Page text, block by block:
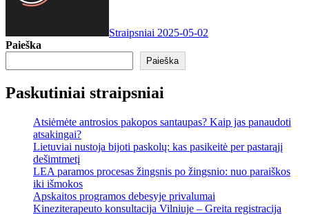
Straipsniai 2025-05-02
Paieška
Paieška
Paskutiniai straipsniai
Atsiėmėte antrosios pakopos santaupas? Kaip jas panaudoti
atsakingai?
Lietuviai nustoja bijoti paskolų: kas pasikeitė per pastarąjį
dešimtmetį
LEA paramos procesas žingsnis po žingsnio: nuo paraiškos
iki išmokos
Apskaitos programos debesyje privalumai
Kineziterapeuto konsultacija Vilniuje – Greita registracija